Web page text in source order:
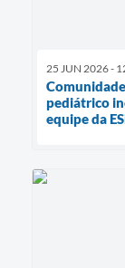
25 JUN 2026 -
pediátrico
equipe da